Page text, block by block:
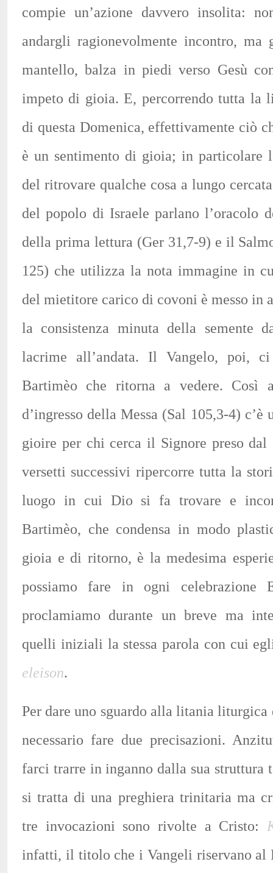
compie un’azione davvero insolita:
andargli ragionevolmente incontro, ma
mantello, balza in piedi verso Gesù
impeto di gioia. E, percorrendo tutta la
di questa Domenica, effettivamente ciò
è un sentimento di gioia; in particolare
del ritrovare qualche cosa a lungo
del popolo di Israele parlano l’oracolo
della prima lettura (Ger 31,7-9) e il
125) che utilizza la nota immagine in
del mietitore carico di covoni è messo in
la consistenza minuta della semente
lacrime all’andata. Il Vangelo, poi,
Bartimèo che ritorna a vedere. Così
d’ingresso della Messa (Sal 105,3-4)
gioire per chi cerca il Signore preso dal
versetti successivi ripercorre tutta la
luogo in cui Dio si fa trovare e
Bartimèo, che condensa in modo
gioia e di ritorno, è la medesima
possiamo fare in ogni celebrazione
proclamiamo durante un breve ma
quelli iniziali la stessa parola con cui
eleison.
Per dare uno sguardo alla litania
necessario fare due precisazioni.
farci trarre in inganno dalla sua struttura
si tratta di una preghiera trinitaria ma
tre invocazioni sono rivolte a Cristo:
infatti, il titolo che i Vangeli riservano al